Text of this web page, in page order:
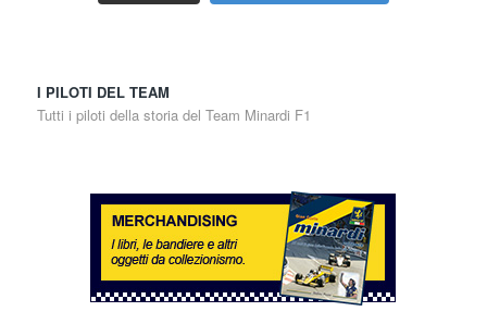
I PILOTI DEL TEAM
Tutti i piloti della storia del Team Minardi F1